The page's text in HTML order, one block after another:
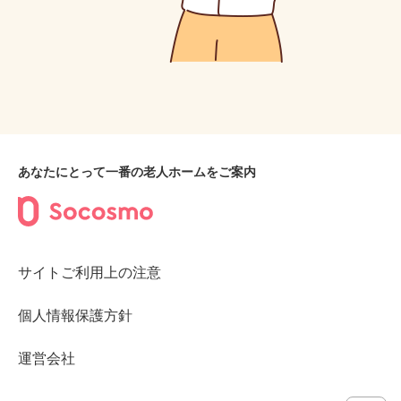
あなたにとって一番の老人ホームをご案内
サイトご利用上の注意
個人情報保護方針
運営会社